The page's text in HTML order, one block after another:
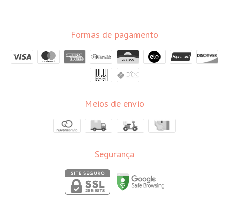
Formas de pagamento
Meios de envio
Segurança